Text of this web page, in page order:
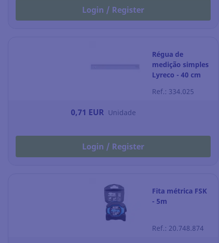
Login / Register
Régua de
medição simples
Lyreco - 40 cm
Ref.: 334.025
0,71 EUR Unidade
Login / Register
Fita métrica FSK
- 5m
Ref.: 20.748.874